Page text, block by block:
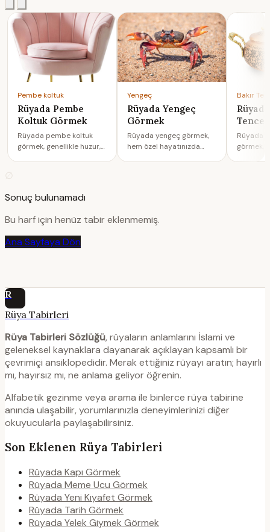
Pembe koltuk
Rüyada Pembe
Koltuk Görmek
Rüyada pembe koltuk
görmek, genellikle huzur,
Yengeç
Rüyada Yengeç
Görmek
Rüyada yengeç görmek,
hem özel hayatınızda
Bakır
Rüyada
görmek,
∅
Sonuç bulunamadı
Bu harf için henüz tabir eklenmemiş.
Ana Sayfaya Dön
R
Rüya Tabirleri
Rüya Tabirleri Sözlüğü, rüyaların anlamlarını İslami ve
geleneksel kaynaklara dayanarak açıklayan kapsamlı bir
çevrimiçi ansiklopedidir. Merak ettiğiniz rüyayı aratın; hayırlı
mı, hayırsız mı, ne anlama geliyor öğrenin.
Alfabetik gezinme veya arama ile binlerce rüya tabirine
anında ulaşabilir, yorumlarınızla deneyimlerinizi diğer
okuyucularla paylaşabilirsiniz.
Son Eklenen Rüya Tabirleri
Rüyada Kapı Görmek
Rüyada Meme Ucu Görmek
Rüyada Yeni Kıyafet Görmek
Rüyada Tarih Görmek
Rüyada Yelek Giymek Görmek